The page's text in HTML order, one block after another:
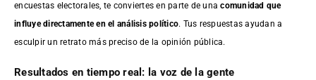
encuestas electorales, te conviertes en parte de unacomunidad que
influye directamente en el análisis político. Tus respuestas ayudan a
esculpir un retrato más preciso de la opinión pública.
Resultados en tiempo real: la voz de la gente